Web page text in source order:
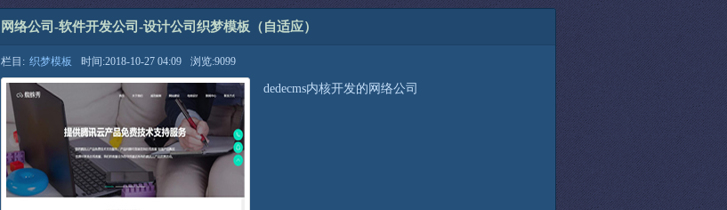
网络公司-软件开发公司-设计公司织梦模板（自适应）
栏目: 织梦模板 时间:2018-10-27 04:09 浏览:9099
dedecms内核开发的网络公司